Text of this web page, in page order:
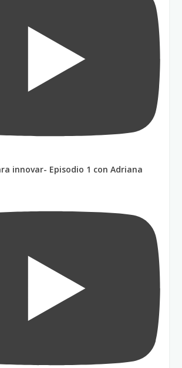
innovar- Episodio 1 con Adriana